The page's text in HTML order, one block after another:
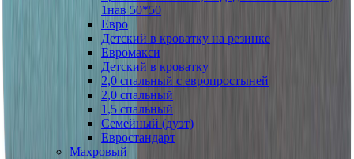
1нав 50*50
Евро
Детский в кроватку на резинке
Евромакси
Детский в кроватку
2,0 спальный с европростыней
2,0 спальный
1,5 спальный
Семейный (дуэт)
Евростандарт
Махровый